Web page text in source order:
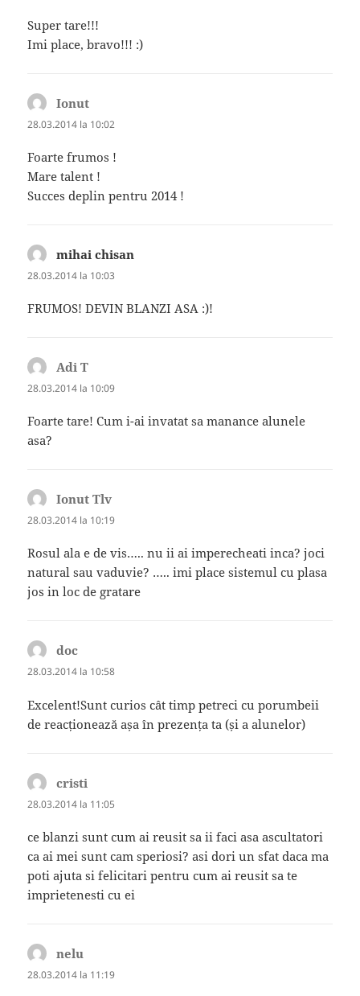
Super tare!!!
Imi place, bravo!!! :)
Ionut
28.03.2014 la 10:02
Foarte frumos !
Mare talent !
Succes deplin pentru 2014 !
mihai chisan
28.03.2014 la 10:03
FRUMOS! DEVIN BLANZI ASA :)!
Adi T
28.03.2014 la 10:09
Foarte tare! Cum i-ai invatat sa manance alunele
asa?
Ionut Tlv
28.03.2014 la 10:19
Rosul ala e de vis….. nu ii ai imperecheati inca? joci
natural sau vaduvie? ….. imi place sistemul cu plasa
jos in loc de gratare
doc
28.03.2014 la 10:58
Excelent!Sunt curios cât timp petreci cu porumbeii
de reacționează așa în prezența ta (și a alunelor)
cristi
28.03.2014 la 11:05
ce blanzi sunt cum ai reusit sa ii faci asa ascultatori
ca ai mei sunt cam speriosi? asi dori un sfat daca ma
poti ajuta si felicitari pentru cum ai reusit sa te
imprietenesti cu ei
nelu
28.03.2014 la 11:19